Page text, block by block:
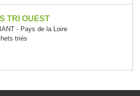
TRI OUEST
- Pays de la Loire
triés